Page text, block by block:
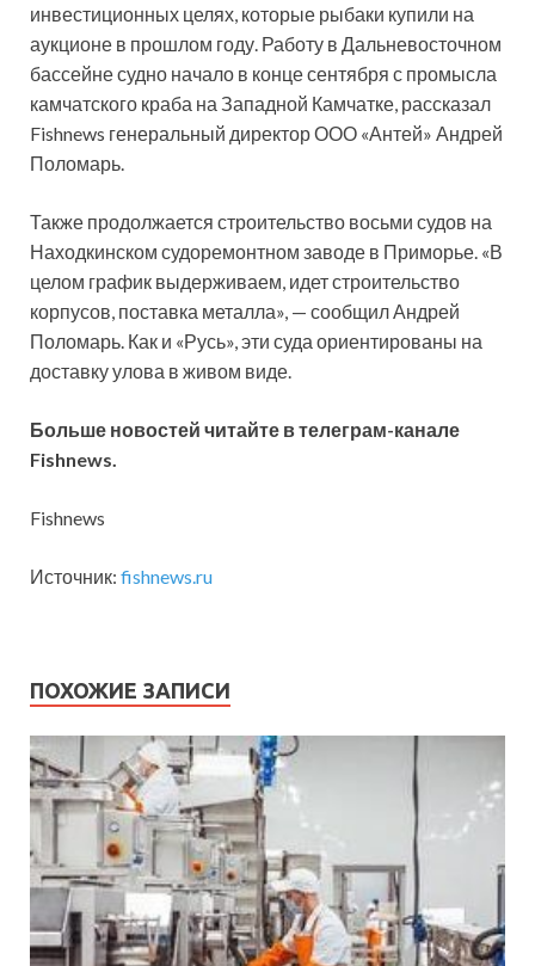
инвестиционных целях, которые рыбаки купили на
аукционе в прошлом году. Работу в Дальневосточном
бассейне судно начало в конце сентября с промысла
камчатского краба на Западной Камчатке, рассказал
Fishnews генеральный директор ООО «Антей» Андрей
Поломарь.
Также продолжается строительство восьми судов на
Находкинском судоремонтном заводе в Приморье. «В
целом график выдерживаем, идет строительство
корпусов, поставка металла», — сообщил Андрей
Поломарь. Как и «Русь», эти суда ориентированы на
доставку улова в живом виде.
Больше новостей читайте втелеграм-канале
Fishnews
Fishnews
Источник: fishnews.ru
ПОХОЖИЕ ЗАПИСИ